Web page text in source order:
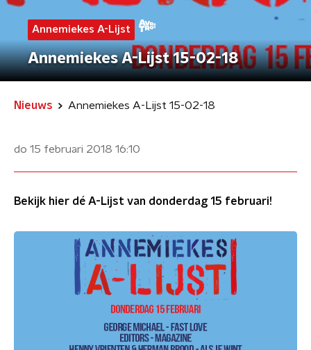
Annemiekes A-Lijst
Annemiekes A-Lijst 15-02-18
Nieuws Annemiekes A-Lijst 15-02-18
do 15 februari 2018 16:10
Bekijk hier dé A-Lijst van donderdag 15 februari!